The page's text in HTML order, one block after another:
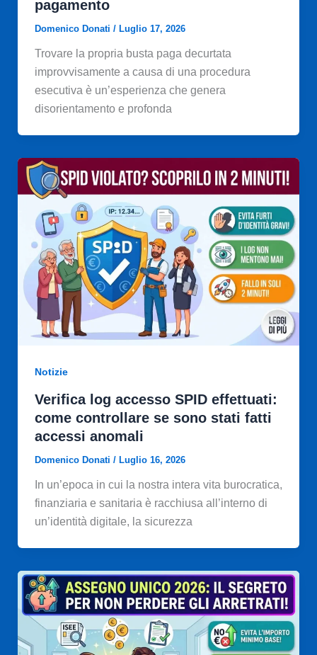
pagamento
Domenico Donati / Luglio 17, 2026
Trovare la propria busta paga decurtata
improvvisamente a causa di una procedura
esecutiva è un’esperienza che genera
disorientamento e profonda
Notizie
Verifica log accesso SPID effettuati:
come controllare se sono stati fatti
accessi anomali
Domenico Donati / Luglio 16, 2026
In un’epoca in cui la nostra intera vita burocratica,
finanziaria e sanitaria è racchiusa all’interno di
un’identità digitale, la sicurezza